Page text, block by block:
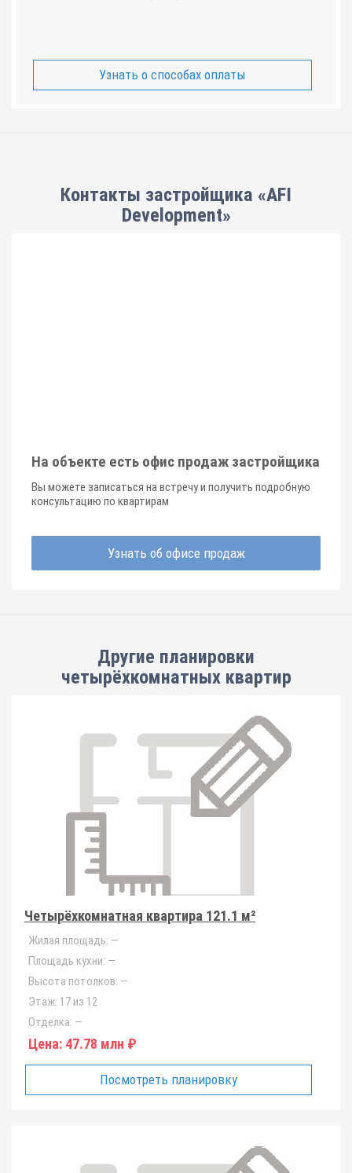
Узнать о способах оплаты
Контакты застройщика «AFI
Development»
На объекте есть офис продаж застройщика
Вы можете записаться на встречу и получить подробную
консультацию по квартирам
Узнать об офисе продаж
Другие планировки
четырёхкомнатных квартир
Четырёхкомнатная квартира 121.1 м²
Жилая площадь: —
Площадь кухни: —
Высота потолков: —
Этаж: 17 из 12
Отделка: —
Цена: 47.78 млн ₽
Посмотреть планировку